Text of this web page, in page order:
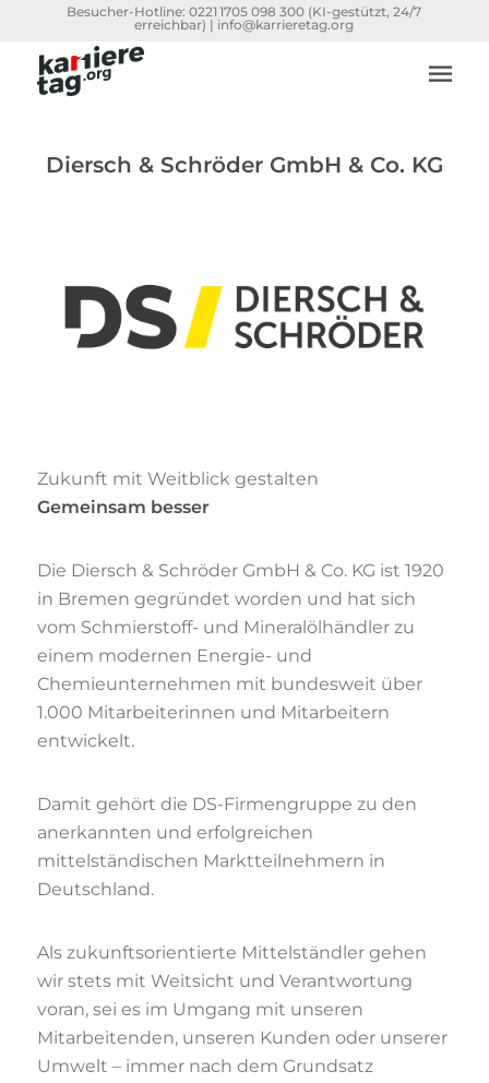
Besucher-Hotline:0221 1705 098 300 (KI-gestützt, 24/7
erreichbar) | info@karrieretag.org
Diersch & Schröder GmbH & Co. KG
Zukunft mit Weitblick gestalten
Gemeinsam besser
Die Diersch & Schröder GmbH & Co. KG ist 1920
in Bremen gegründet worden und hat sich
vom Schmierstoff- und Mineralölhändler zu
einem modernen Energie- und
Chemieunternehmen mit bundesweit über
1.000 Mitarbeiterinnen und Mitarbeitern
entwickelt.
Damit gehört die DS-Firmengruppe zu den
anerkannten und erfolgreichen
mittelständischen Marktteilnehmern in
Deutschland.
Als zukunftsorientierte Mittelständler gehen
wir stets mit Weitsicht und Verantwortung
voran, sei es im Umgang mit unseren
Mitarbeitenden, unseren Kunden oder unserer
Umwelt – immer nach dem Grundsatz